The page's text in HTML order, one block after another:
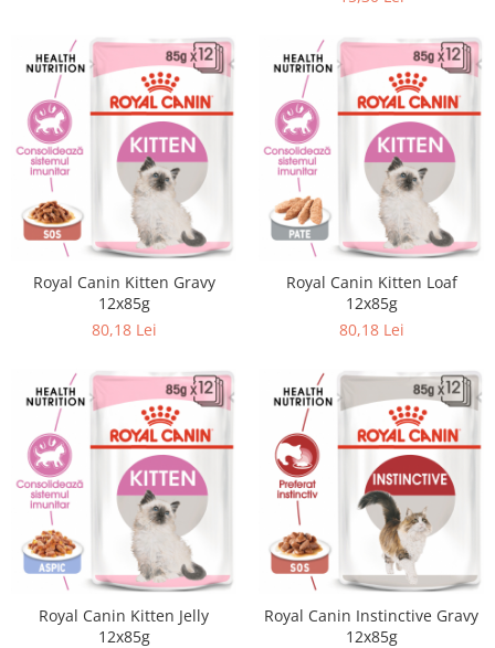
Accesorii Acasă și Mobilier
Botnițe
Identificare
Dresaj & Sport
Royal Canin Kitten Gravy
12x85g
80,18 Lei
Royal Canin Kitten Loaf
12x85g
80,18 Lei
Royal Canin Kitten Jelly
12x85g
Royal Canin Instinctive Gravy
12x85g